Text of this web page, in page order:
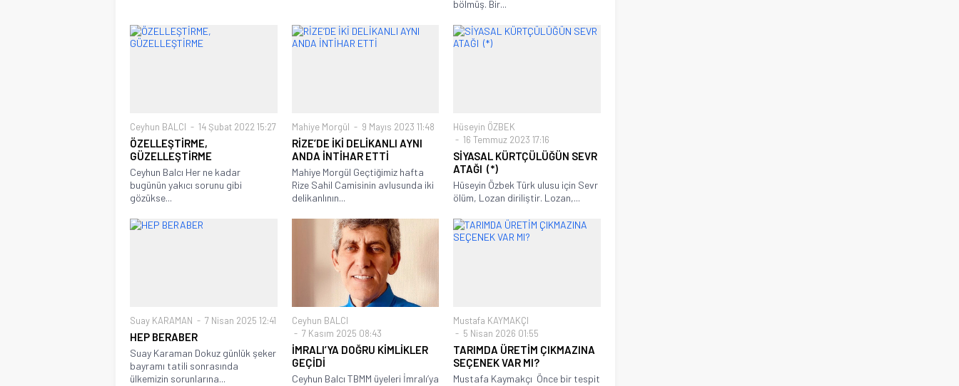
bölmüş. Bir...
Ceyhun BALCI 14 Şubat 2022 15:27
ÖZELLEŞTİRME,
GÜZELLEŞTİRME
Ceyhun Balcı Her ne kadar
bugünün yakıcı sorunu gibi
gözükse...
Mahiye Morgül 9 Mayıs 2023 11:48
RİZE’DE İKİ DELİKANLI AYNI
ANDA İNTİHAR ETTİ
Mahiye Morgül Geçtiğimiz hafta
Rize Sahil Camisinin avlusunda iki
delikanlının...
Hüseyin ÖZBEK
16 Temmuz 2023 17:16
SİYASAL KÜRTÇÜLÜĞÜN SEVR
ATAĞI (*)
Hüseyin Özbek Türk ulusu için Sevr
ölüm, Lozan diriliştir. Lozan,...
Suay KARAMAN 7 Nisan 2025 12:41
HEP BERABER
Suay Karaman Dokuz günlük şeker
bayramı tatili sonrasında
ülkemizin sorunlarına...
Ceyhun BALCI
7 Kasım 2025 08:43
İMRALI’YA DOĞRU KİMLİKLER
GEÇİDİ
Ceyhun Balcı TBMM üyeleri İmralı’ya
Mustafa KAYMAKÇI
5 Nisan 2026 01:55
TARIMDA ÜRETİM ÇIKMAZINA
SEÇENEK VAR MI?
Mustafa Kaymakçı Önce bir tespit